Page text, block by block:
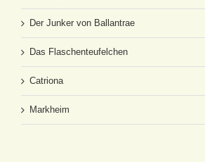
Der Junker von Ballantrae
Das Flaschenteufelchen
Catriona
Markheim